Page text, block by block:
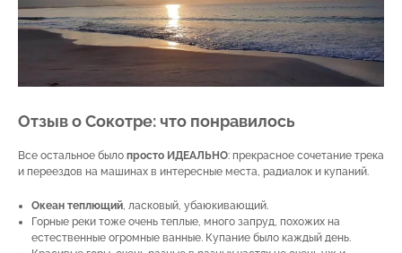
Отзыв о Сокотре: что понравилось
Все остальное было просто ИДЕАЛЬНО: прекрасное сочетание трека
и переездов на машинах в интересные места, радиалок и купаний.
Океан теплющий , ласковый, убаюкивающий.
Горные реки тоже очень теплые, много запруд, похожих на
естественные огромные ванные. Купание было каждый день.